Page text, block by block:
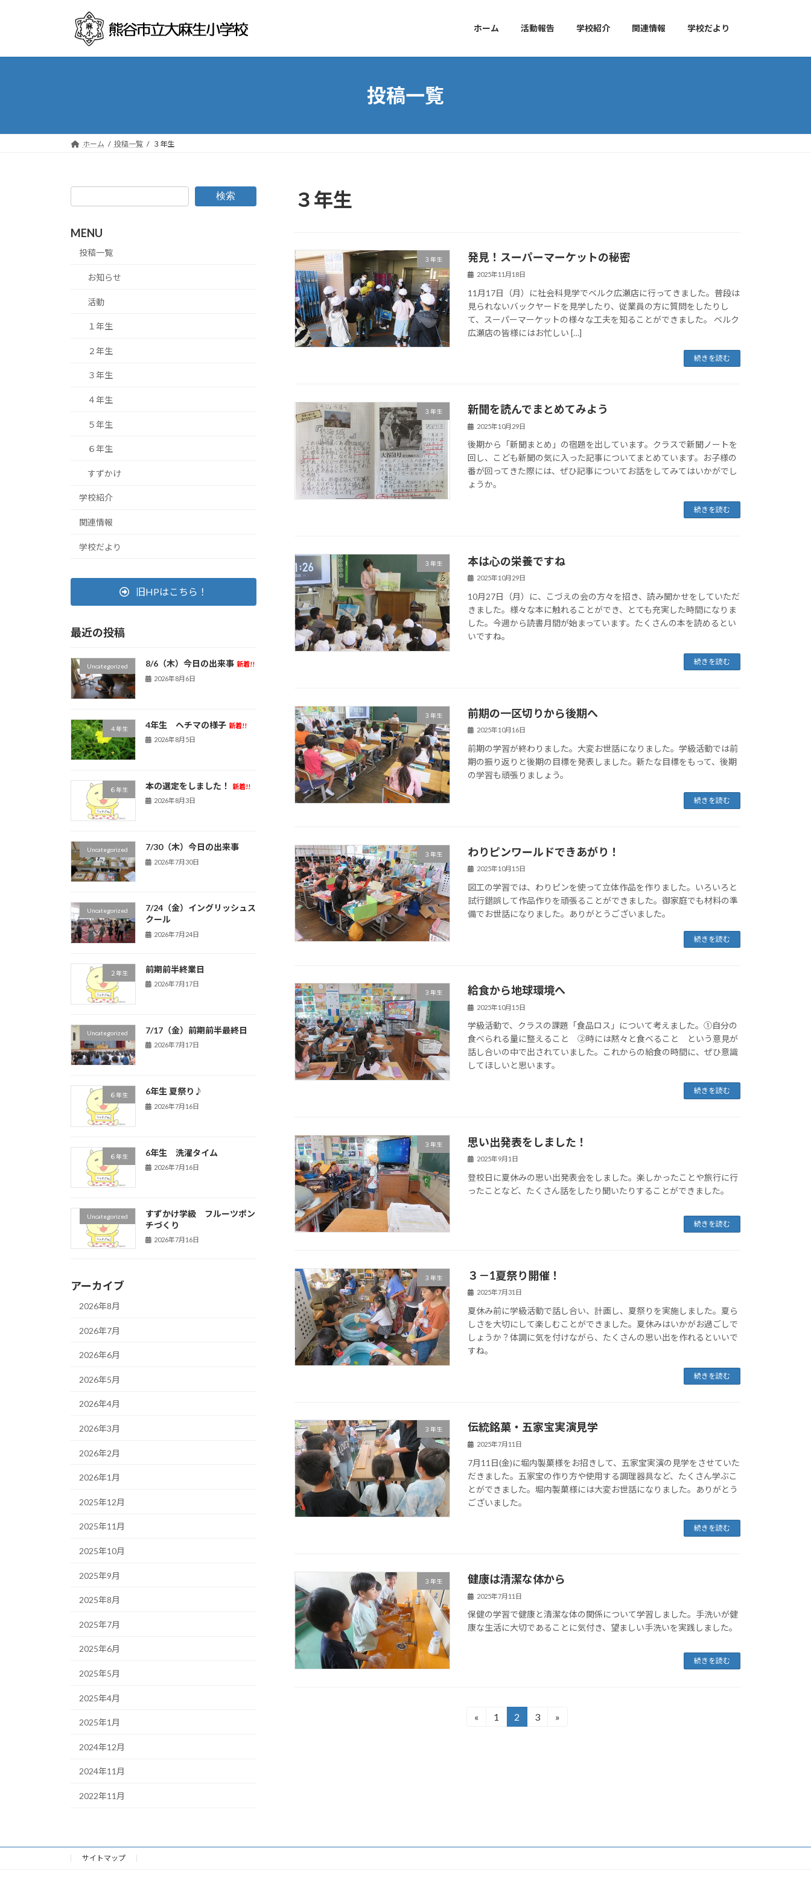
プ
動
ホーム 活動報告 学校紹介 関連情報 学校だより
投稿一覧
ホーム 投稿一覧 ３年生
３年生
３年生 発見！スーパーマーケットの秘密
2025年11月18日
11月17日（月）に社会科見学でベルク広瀬店に行ってきました。普段は
見られないバックヤードを見学したり、従業員の方に質問をしたりし
て、スーパーマーケットの様々な工夫を知ることができました。 ベルク
広瀬店の皆様にはお忙しい […]
続きを読む
３年生 新聞を読んでまとめてみよう
2025年10月29日
後期から「新聞まとめ」の宿題を出しています。クラスで新聞ノートを
回し、こども新聞の気に入った記事についてまとめています。お子様の
番が回ってきた際には、ぜひ記事についてお話をしてみてはいかがでし
ょうか。
続きを読む
３年生 本は心の栄養ですね
2025年10月29日
10月27日（月）に、こづえの会の方々を招き、読み聞かせをしていただ
きました。様々な本に触れることができ、とても充実した時間になりま
した。今週から読書月間が始まっています。たくさんの本を読めるとい
いですね。
続きを読む
３年生 前期の一区切りから後期へ
2025年10月16日
前期の学習が終わりました。大変お世話になりました。学級活動では前
期の振り返りと後期の目標を発表しました。新たな目標をもって、後期
の学習も頑張りましょう。
続きを読む
３年生 わりピンワールドできあがり！
2025年10月15日
図工の学習では、わりピンを使って立体作品を作りました。いろいろと
試行錯誤して作品作りを頑張ることができました。御家庭でも材料の準
備でお世話になりました。ありがとうございました。
続きを読む
３年生 給食から地球環境へ
2025年10月15日
学級活動で、クラスの課題「食品ロス」について考えました。①自分の
食べられる量に整えること ②時には黙々と食べること という意見が
話し合いの中で出されていました。これからの給食の時間に、ぜひ意識
してほしいと思います。
続きを読む
３年生 思い出発表をしました！
2025年9月1日
登校日に夏休みの思い出発表会をしました。楽しかったことや旅行に行
ったことなど、たくさん話をしたり聞いたりすることができました。
続きを読む
３年生 ３－1夏祭り開催！
2025年7月31日
夏休み前に学級活動で話し合い、計画し、夏祭りを実施しました。夏ら
しさを大切にして楽しむことができました。夏休みはいかがお過ごしで
しょうか？体調に気を付けながら、たくさんの思い出を作れるといいで
すね。
続きを読む
３年生 伝統銘菓・五家宝実演見学
2025年7月11日
7月11日(金)に堀内製菓様をお招きして、五家宝実演の見学をさせていた
だきました。五家宝の作り方や使用する調理器具など、たくさん学ぶこ
とができました。堀内製菓様には大変お世話になりました。ありがとう
ございました。
続きを読む
３年生 健康は清潔な体から
2025年7月11日
保健の学習で健康と清潔な体の関係について学習しました。手洗いが健
康な生活に大切であることに気付き、望ましい手洗いを実践しました。
続きを読む
«
固
1
固
2
固
3 »
検索
MENU
投稿一覧
お知らせ
活動
１年生
２年生
３年生
４年生
５年生
６年生
すずかけ
学校紹介
関連情報
学校だより
旧HPはこちら！
最近の投稿
Uncategorized 8/6（木）今日の出来事 新着!!
2026年8月6日
４年生 4年生 ヘチマの様子 新着!!
2026年8月5日
６年生 本の選定をしました！
新着!!
2026年8月3日
Uncategorized 7/30（木）今日の出来事
2026年7月30日
Uncategorized
7/24（金）イングリッシュス
クール
2026年7月24日
２年生 前期前半終業日
2026年7月17日
Uncategorized 7/17（金）前期前半最終日
2026年7月17日
６年生 6年生 夏祭り♪
2026年7月16日
６年生 6年生 洗濯タイム
2026年7月16日
Uncategorized
すずかけ学級 フルーツポン
チづくり
2026年7月16日
アーカイブ
2026年8月
2026年7月
2026年6月
2026年5月
2026年4月
2026年3月
2026年2月
2026年1月
2025年12月
2025年11月
2025年10月
2025年9月
2025年8月
2025年7月
2025年6月
2025年5月
2025年4月
2025年1月
2024年12月
2024年11月
2022年11月
サイトマップ